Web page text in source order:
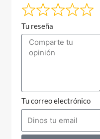
Tu reseña
Tu correo electrónico